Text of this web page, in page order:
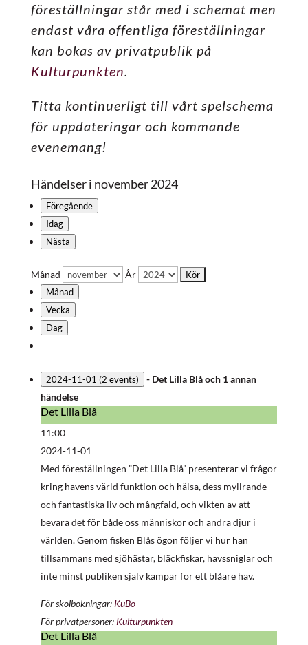
föreställningar står med i schemat men
endast våra offentliga föreställningar
kan bokas av privatpublik på
Kulturpunkten.
Titta kontinuerligt till vårt spelschema
för uppdateringar och kommande
evenemang!
Händelser i november 2024
Föregående
Idag
Nästa
Månad År
Månad
Vecka
Dag
2024-11-01 (2 events) - Det Lilla Blåoch 1 annan
händelse
Det
Lilla
Blå
Det Lilla Blå
11:00
2024-11-01
Med föreställningen ”Det Lilla Blå” presenterar vi frågor
kring havens värld funktion och hälsa, dess myllrande
och fantastiska liv och mångfald, och vikten av att
bevara det för både oss människor och andra djur i
världen. Genom fisken Blås ögon följer vi hur han
tillsammans med sjöhästar, bläckfiskar, havssniglar och
inte minst publiken själv kämpar för ett blåare hav.
För skolbokningar: KuBo
För privatpersoner: Kulturpunkten
Det
Det Lilla Blå